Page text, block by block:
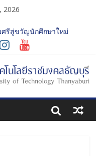
2026
รีสู่ขวัญนักศึกษาใหม่
“RMUTT Freshy
มการสภามหาวิทยาลัย
กษ์”
รีสู่ขวัญนักศึกษาใหม่